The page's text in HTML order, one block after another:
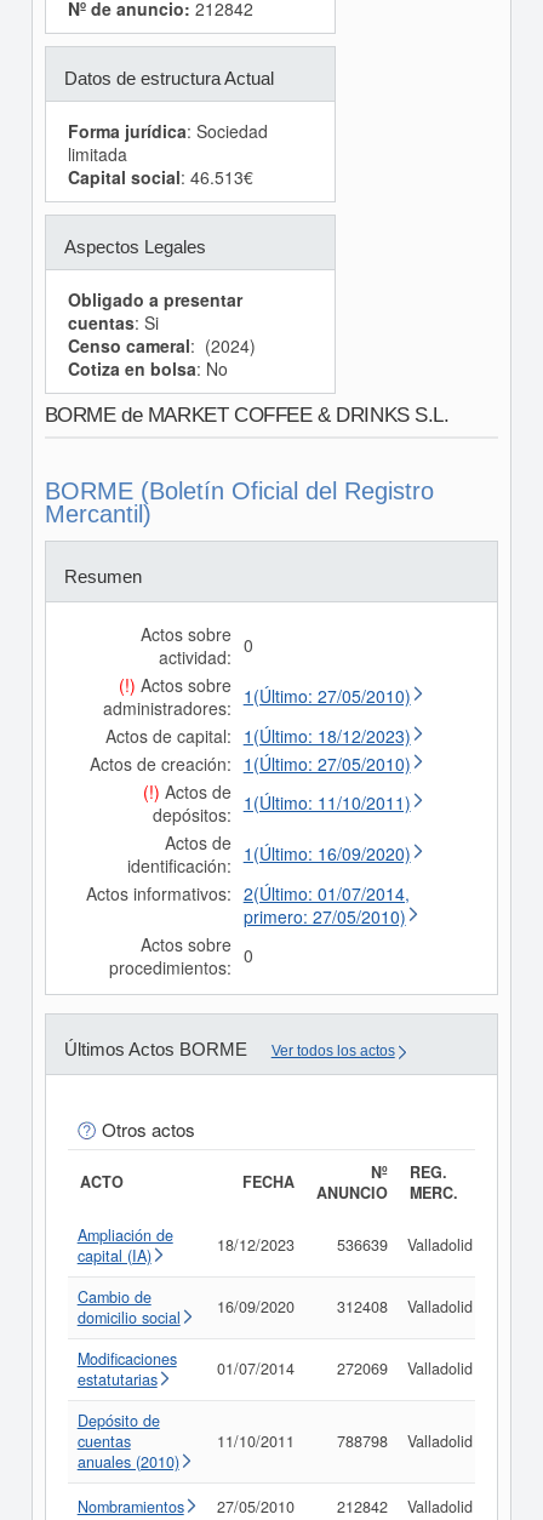
Nº de anuncio: 212842
Datos de estructura Actual
Forma jurídica: Sociedad
limitada
Capital social: 46.513€
Aspectos Legales
Obligado a presentar
cuentas: Si
Censo cameral: (2024)
Cotiza en bolsa: No
BORME de MARKET COFFEE & DRINKS S.L.
BORME (Boletín Oficial del Registro
Mercantil)
Resumen
Actos sobre
actividad: 0
(!) Actos sobre
administradores: 1(Último: 27/05/2010)
Actos de capital: 1(Último: 18/12/2023)
Actos de creación: 1(Último: 27/05/2010)
(!) Actos de
depósitos: 1(Último: 11/10/2011)
Actos de
identificación: 1(Último: 16/09/2020)
Actos informativos: 2(Último: 01/07/2014,
primero: 27/05/2010)
Actos sobre
procedimientos: 0
Últimos Actos BORME Ver todos los actos
Otros actos
ACTO FECHA
Nº
ANUNCIO
REG.
MERC.
Ampliación de
capital (IA)
18/12/2023 536639 Valladolid
Cambio de
domicilio social
16/09/2020 312408 Valladolid
Modificaciones
estatutarias
01/07/2014 272069 Valladolid
Depósito de
cuentas
anuales (2010)
11/10/2011 788798 Valladolid
Nombramientos 27/05/2010 212842 Valladolid